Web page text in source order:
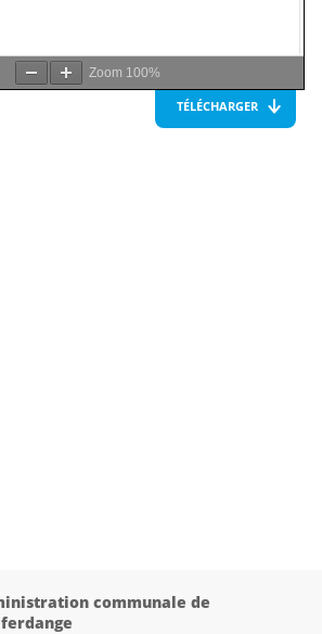
Zoom 100%
TÉLÉCHARGER
communale de